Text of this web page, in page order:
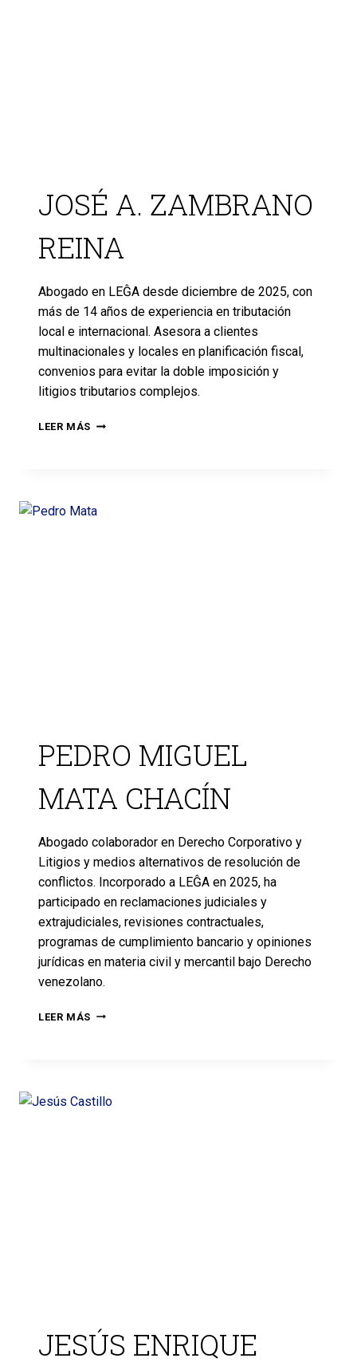
JOSÉ A. ZAMBRANO
REINA
Abogado en LEĜA desde diciembre de 2025, con
más de 14 años de experiencia en tributación
local e internacional. Asesora a clientes
multinacionales y locales en planificación fiscal,
convenios para evitar la doble imposición y
litigios tributarios complejos.
LEER MÁS
PEDRO MIGUEL
MATA CHACÍN
Abogado colaborador en Derecho Corporativo y
Litigios y medios alternativos de resolución de
conflictos. Incorporado a LEĜA en 2025, ha
participado en reclamaciones judiciales y
extrajudiciales, revisiones contractuales,
programas de cumplimiento bancario y opiniones
jurídicas en materia civil y mercantil bajo Derecho
venezolano.
LEER MÁS
JESÚS ENRIQUE